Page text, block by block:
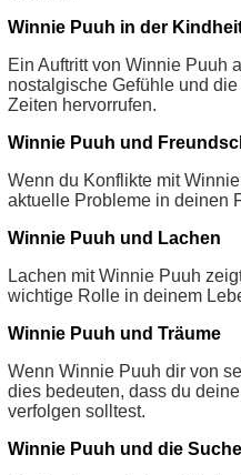
Winnie Puuh in der
Ein Auftritt von Winnie Puuh
nostalgische Gefühle und
Zeiten hervorrufen.
Winnie Puuh und
Wenn du Konflikte mit
aktuelle Probleme in deinen
Winnie Puuh und Lachen
Lachen mit Winnie Puuh
wichtige Rolle in deinem
Winnie Puuh und Träume
Wenn Winnie Puuh dir von
dies bedeuten, dass du
verfolgen solltest.
Winnie Puuh und die